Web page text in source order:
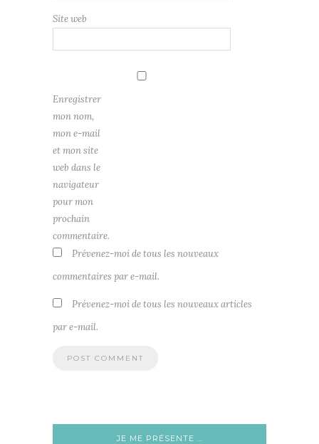
Site web
Enregistrer
mon nom,
mon e-mail
et mon site
web dans le
navigateur
pour mon
prochain
commentaire.
Prévenez-moi de tous les nouveaux
commentaires par e-mail.
Prévenez-moi de tous les nouveaux articles
par e-mail.
JE ME PRÉSENTE …